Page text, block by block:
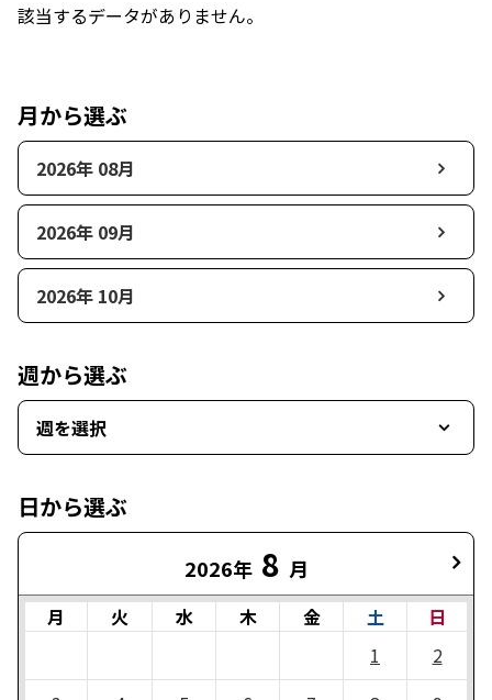
該当するデータがありません。
月から選ぶ
2026年 08月
2026年 09月
2026年 10月
週から選ぶ
週を選択
日から選ぶ
2026年 8 月
月 火 水 木 金 土
日
1
2